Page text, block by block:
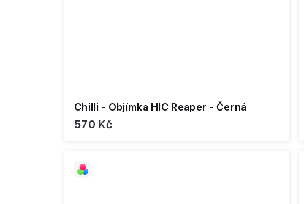
Chilli - Objímka HIC Reaper - Černá
570 Kč